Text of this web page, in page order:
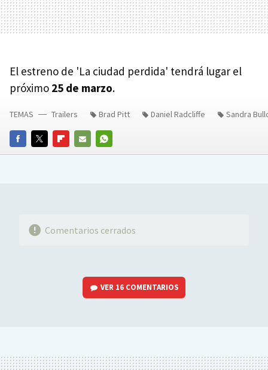
El estreno de 'La ciudad perdida' tendrá lugar el
próximo 25 de marzo.
FACEBOOKTWITTERFLIPBOARD
E-
WHATSAPP
TEMAS Trailers Brad Pitt Daniel Radcliffe Sandra
Comentarios cerrados
VER 16 COMENTARIOS